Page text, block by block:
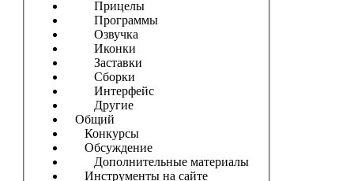
Прицелы
Программы
Озвучка
Иконки
Заставки
Сборки
Интерфейс
Другие
Общий
Конкурсы
Обсуждение
Дополнительные материалы
Инструменты на сайте